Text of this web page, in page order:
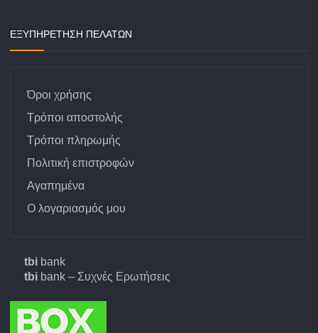
ΕΞΥΠΗΡΕΤΗΣΗ ΠΕΛΑΤΩΝ
Όροι χρήσης
Τρόποι αποστολής
Τρόποι πληρωμής
Πολιτική επιστροφών
Αγαπημένα
Ο λογαριασμός μου
tbi bank
tbi bank – Συχνές Ερωτήσεις